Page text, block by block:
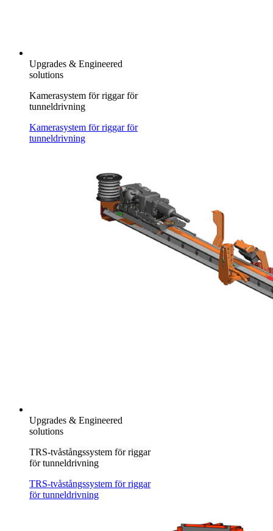
Upgrades & Engineered
solutions
Kamerasystem för riggar för
tunneldrivning
Kamerasystem för riggar för
tunneldrivning
Upgrades & Engineered
solutions
TRS-tvåstångssystem för riggar
för tunneldrivning
TRS-tvåstångssystem för riggar
för tunneldrivning